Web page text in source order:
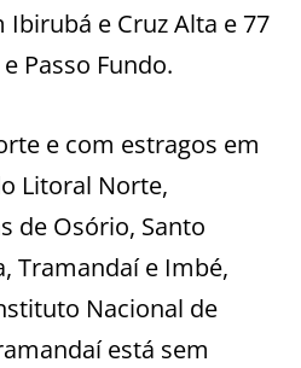
Ibirubá e Cruz Alta e 77
Passo Fundo.
e com estragos em
Litoral Norte,
de Osório, Santo
Tramandaí e Imbé,
Nacional de
está sem